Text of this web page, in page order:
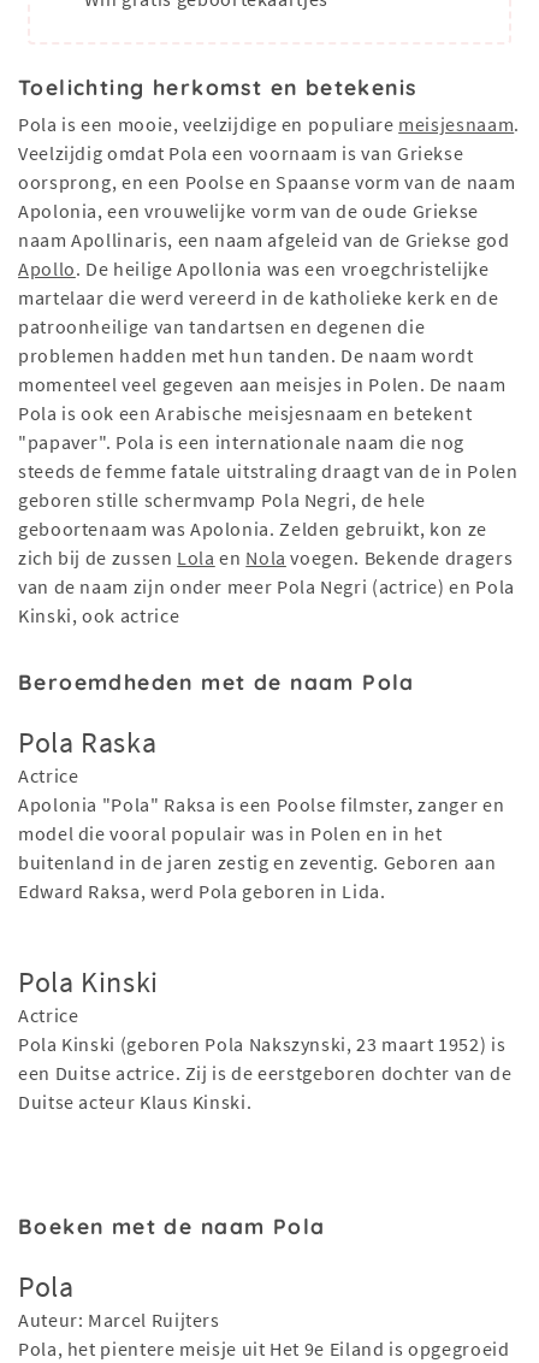
Toelichting herkomst en betekenis
Pola is een mooie, veelzijdige en populiare meisjesnaam.
Veelzijdig omdat Pola een voornaam is van Griekse
oorsprong, en een Poolse en Spaanse vorm van de naam
Apolonia, een vrouwelijke vorm van de oude Griekse
naam Apollinaris, een naam afgeleid van de Griekse god
Apollo. De heilige Apollonia was een vroegchristelijke
martelaar die werd vereerd in de katholieke kerk en de
patroonheilige van tandartsen en degenen die
problemen hadden met hun tanden. De naam wordt
momenteel veel gegeven aan meisjes in Polen. De naam
Pola is ook een Arabische meisjesnaam en betekent
"papaver". Pola is een internationale naam die nog
steeds de femme fatale uitstraling draagt ​​van de in Polen
geboren stille schermvamp Pola Negri, de hele
geboortenaam was Apolonia. Zelden gebruikt, kon ze
zich bij de zussen Lola en Nola voegen. Bekende dragers
van de naam zijn onder meer Pola Negri (actrice) en Pola
Kinski, ook actrice
Beroemdheden met de naam Pola
Pola Raska
Actrice
Apolonia "Pola" Raksa is een Poolse filmster, zanger en
model die vooral populair was in Polen en in het
buitenland in de jaren zestig en zeventig. Geboren aan
Edward Raksa, werd Pola geboren in Lida.
Pola Kinski
Actrice
Pola Kinski (geboren Pola Nakszynski, 23 maart 1952) is
een Duitse actrice. Zij is de eerstgeboren dochter van de
Duitse acteur Klaus Kinski.
Boeken met de naam Pola
Pola
Auteur: Marcel Ruijters
Pola, het pientere meisje uit Het 9e Eiland is opgegroeid